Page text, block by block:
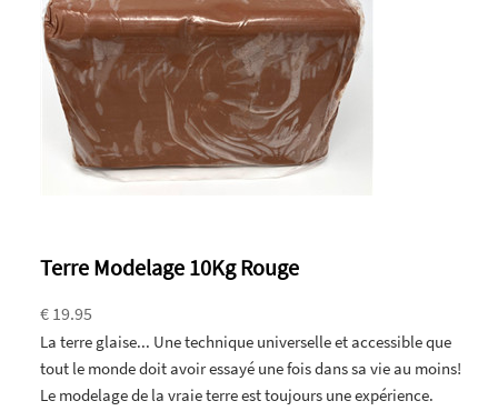
Terre Modelage 10Kg Rouge
€ 19.95
La terre glaise... Une technique universelle et accessible que
tout le monde doit avoir essayé une fois dans sa vie au moins!
Le modelage de la vraie terre est toujours une expérience.